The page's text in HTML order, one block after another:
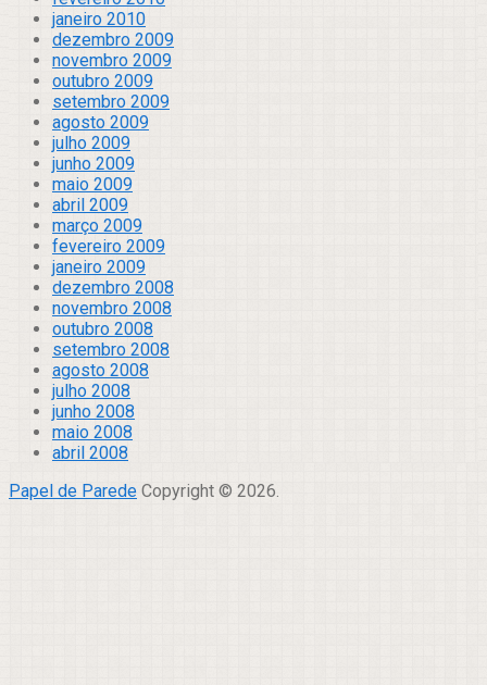
janeiro 2010
dezembro 2009
novembro 2009
outubro 2009
setembro 2009
agosto 2009
julho 2009
junho 2009
maio 2009
abril 2009
março 2009
fevereiro 2009
janeiro 2009
dezembro 2008
novembro 2008
outubro 2008
setembro 2008
agosto 2008
julho 2008
junho 2008
maio 2008
abril 2008
Papel de Parede Copyright © 2026.